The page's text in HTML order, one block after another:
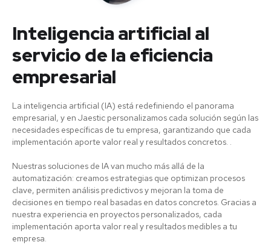
Inteligencia artificial al
servicio de la eficiencia
empresarial
La inteligencia artificial (IA) está redefiniendo el panorama
empresarial, y en Jaestic personalizamos cada solución según las
necesidades específicas de tu empresa, garantizando que cada
implementación aporte valor real y resultados concretos. .
Nuestras soluciones de IA van mucho más allá de la
automatización: creamos estrategias que optimizan procesos
clave, permiten análisis predictivos y mejoran la toma de
decisiones en tiempo real basadas en datos concretos. Gracias a
nuestra experiencia en proyectos personalizados, cada
implementación aporta valor real y resultados medibles a tu
empresa.